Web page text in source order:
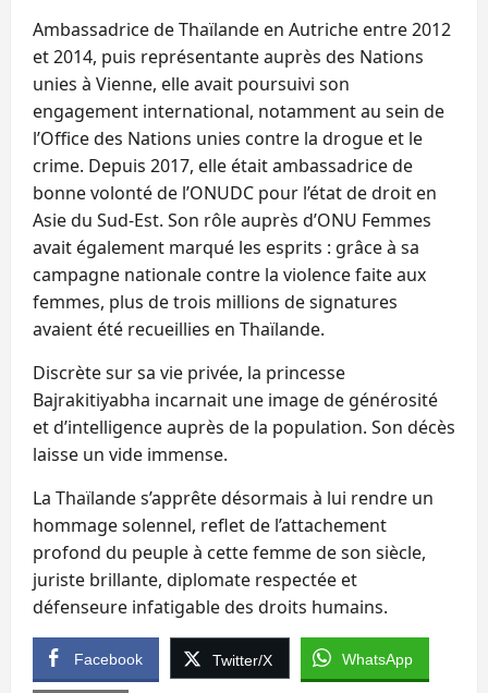
Ambassadrice de Thaïlande en Autriche entre 2012
et 2014, puis représentante auprès des Nations
unies à Vienne, elle avait poursuivi son
engagement international, notamment au sein de
l’Office des Nations unies contre la drogue et le
crime. Depuis 2017, elle était ambassadrice de
bonne volonté de l’ONUDC pour l’état de droit en
Asie du Sud‑Est. Son rôle auprès d’ONU Femmes
avait également marqué les esprits : grâce à sa
campagne nationale contre la violence faite aux
femmes, plus de trois millions de signatures
avaient été recueillies en Thaïlande.
Discrète sur sa vie privée, la princesse
Bajrakitiyabha incarnait une image de générosité
et d’intelligence auprès de la population. Son décès
laisse un vide immense.
La Thaïlande s’apprête désormais à lui rendre un
hommage solennel, reflet de l’attachement
profond du peuple à cette femme de son siècle,
juriste brillante, diplomate respectée et
défenseure infatigable des droits humains.
Facebook Twitter/X WhatsApp